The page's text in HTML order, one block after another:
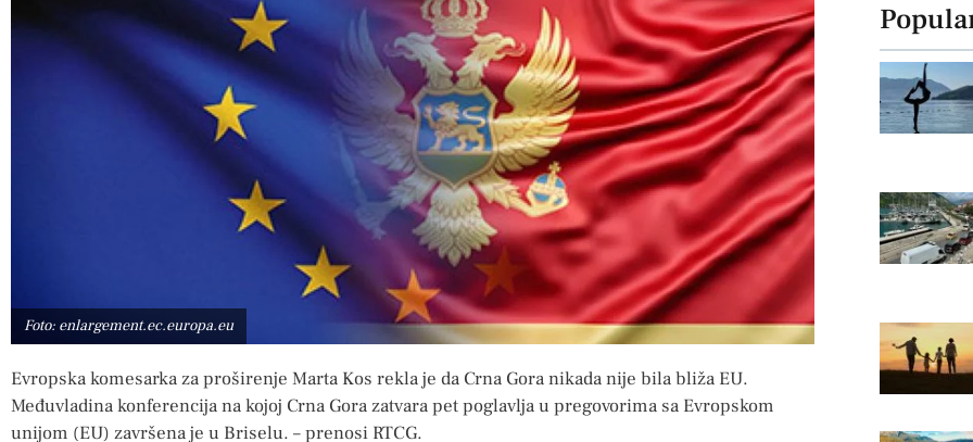
Foto: enlargement.ec.europa.eu
Evropska komesarka za proširenje Marta Kos rekla je da Crna Gora nikada nije bila bliža EU.
Međuvladina konferencija na kojoj Crna Gora zatvara pet poglavlja u pregovorima sa Evropskom
unijom (EU) završena je u Briselu. – prenosi RTCG.